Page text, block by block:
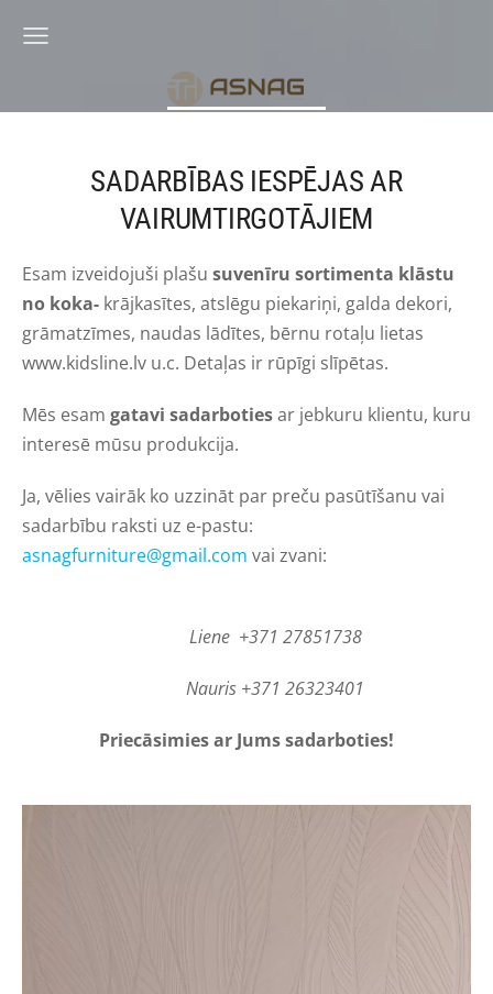
SADARBĪBAS IESPĒJAS AR
VAIRUMTIRGOTĀJIEM
Esam izveidojuši plašu suvenīru sortimenta klāstu
no koka- krājkasītes, atslēgu piekariņi, galda dekori,
grāmatzīmes, naudas lādītes, bērnu rotaļu lietas
www.kidsline.lv u.c. Detaļas ir rūpīgi slīpētas.
Mēs esam gatavi sadarbotiesar jebkuru klientu, kuru
interesē mūsu produkcija.
Ja, vēlies vairāk ko uzzināt par preču pasūtīšanu vai
sadarbību raksti uz e-pastu:
asnagfurniture@gmail.com vai zvani:
Liene +371 27851738
Nauris +371 26323401
Priecāsimies ar Jums sadarboties!